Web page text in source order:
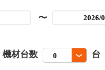
〜
機材台数 台